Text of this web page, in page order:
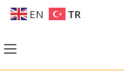
EN TR